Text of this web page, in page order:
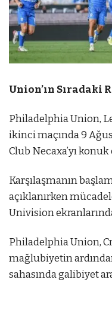
Union’ın Sıradaki
Philadelphia Union,
ikinci maçında 9
Club Necaxa’yı konuk
Karşılaşmanın
açıklanırken
Univision
Philadelphia Union,
mağlubiyetin
sahasında galibiyet